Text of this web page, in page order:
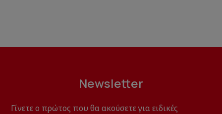
Newsletter
Γίνετε ο πρώτος που θα ακούσετε για ειδικές